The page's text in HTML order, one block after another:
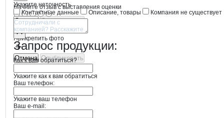
Начните отзыв с выставления оценки
Прикрепить фото
Отмена Опубликовать
Укажите неточность
Контактные данные
Описание, товары Компания не существует
Отмена Опубликовать
Запрос продукции:
Как к вам обратиться?
Укажите как к вам обратиться
Ваш телефон:
Укажите ваш телефон
Ваш e-mail: